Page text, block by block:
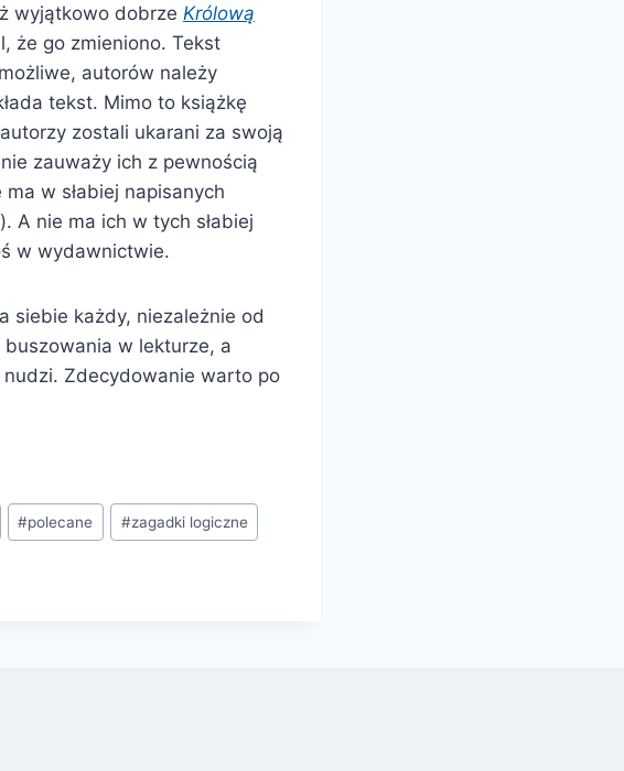
wyjątkowo dobrze Królową
że go zmieniono. Tekst
autorów należy
tekst. Mimo to książkę
zostali ukarani za swoją
zauważy ich z pewnością
w słabiej napisanych
A nie ma ich w tych słabiej
w wydawnictwie.
siebie każdy, niezależnie od
buszowania w lekturze, a
Zdecydowanie warto po
#polecane #zagadki logiczne